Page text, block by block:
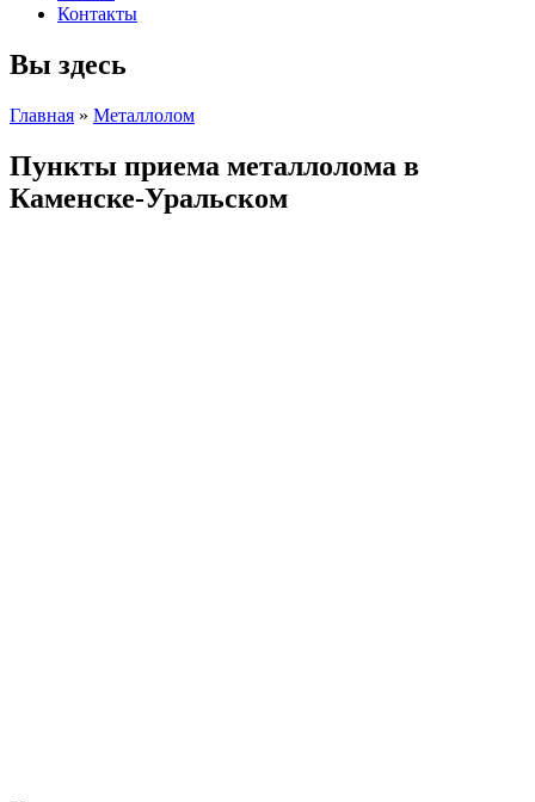
Контакты
Вы здесь
Главная » Металлолом
Пункты приема металлолома в
Каменске-Уральском